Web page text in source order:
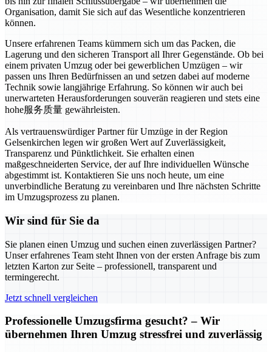
Organisation, damit Sie sich auf das Wesentliche konzentrieren
können.
Unsere erfahrenen Teams kümmern sich um das Packen, die
Lagerung und den sicheren Transport all Ihrer Gegenstände. Ob bei
einem privaten Umzug oder bei gewerblichen Umzügen – wir
passen uns Ihren Bedürfnissen an und setzen dabei auf moderne
Technik sowie langjährige Erfahrung. So können wir auch bei
unerwarteten Herausforderungen souverän reagieren und stets eine
hohe服务质量 gewährleisten.
Als vertrauenswürdiger Partner für Umzüge in der Region
Gelsenkirchen legen wir großen Wert auf Zuverlässigkeit,
Transparenz und Pünktlichkeit. Sie erhalten einen
maßgeschneiderten Service, der auf Ihre individuellen Wünsche
abgestimmt ist. Kontaktieren Sie uns noch heute, um eine
unverbindliche Beratung zu vereinbaren und Ihre nächsten Schritte
im Umzugsprozess zu planen.
Wir sind für Sie da
Sie planen einen Umzug und suchen einen zuverlässigen Partner?
Unser erfahrenes Team steht Ihnen von der ersten Anfrage bis zum
letzten Karton zur Seite – professionell, transparent und
termingerecht.
Jetzt schnell vergleichen
Professionelle Umzugsfirma gesucht? – Wir
übernehmen Ihren Umzug stressfrei und zuverlässig